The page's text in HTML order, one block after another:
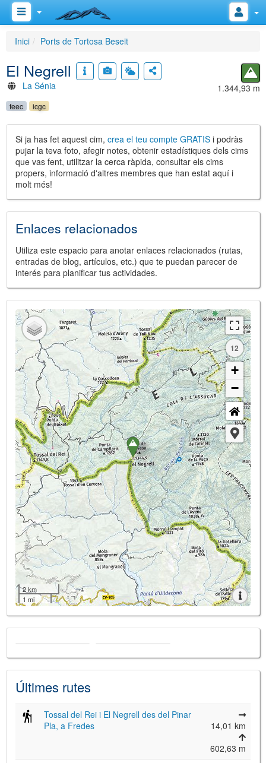
Inici Ports de Tortosa Beseit
El Negrell
La Sénia 1.344,93 m
feec icgc
Si ja has fet aquest cim, crea el teu compte GRATIS i podràs
pujar la teva foto, afegir notes, obtenir estadístiques dels cims
que vas fent, utilitzar la cerca ràpida, consultar els cims
propers, informació d'altres membres que han estat aquí i
molt més!
Enlaces relacionados
Utiliza este espacio para anotar enlaces relacionados (rutas,
entradas de blog, artículos, etc.) que te puedan parecer de
interés para planificar tus actividades.
12
+
−
2 km
1 mi
Últimes rutes
Tossal del Rei i El Negrell des del Pinar
Pla, a Fredes
14,01 km
602,63 m